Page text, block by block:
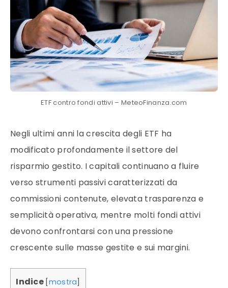
ETF contro fondi attivi – MeteoFinanza.com
Negli ultimi anni la crescita degli ETF ha
modificato profondamente il settore del
risparmio gestito. I capitali continuano a fluire
verso strumenti passivi caratterizzati da
commissioni contenute, elevata trasparenza e
semplicità operativa, mentre molti fondi attivi
devono confrontarsi con una pressione
crescente sulle masse gestite e sui margini.
Indice [mostra]